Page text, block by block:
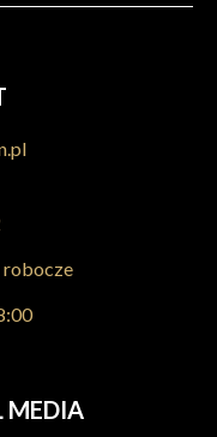
robocze
MEDIA